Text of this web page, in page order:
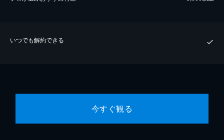
いつでも解約できる
今すぐ観る